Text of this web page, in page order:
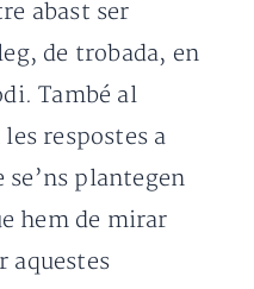
abast ser
de trobada, en
També al
respostes a
plantegen
hem de mirar
aquestes